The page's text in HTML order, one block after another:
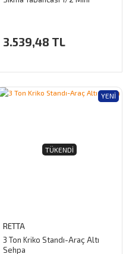
3.539,48 TL
YENI
TÜKENDI
RETTA
3 Ton Kriko Standı-Araç Altı
Sehpa